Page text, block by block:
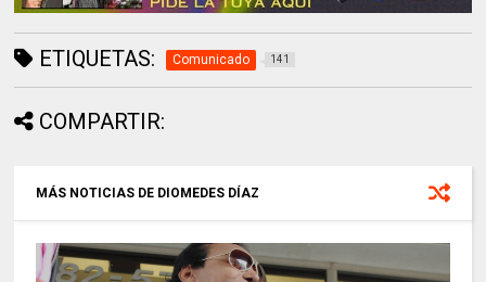
ETIQUETAS: Comunicado 141
COMPARTIR:
MÁS NOTICIAS DE DIOMEDES DÍAZ